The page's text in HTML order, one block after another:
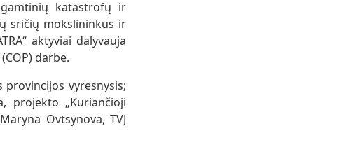
gamtinių katastrofų ir
sričių mokslininkus ir
aktyviai dalyvauja
darbe.
provincijos vyresnysis;
projekto „Kuriančioji
Ovtsynova, TVJ